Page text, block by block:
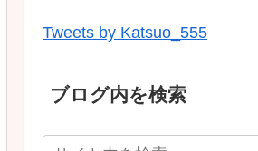
Tweets by Katsuo_555
ブログ内を検索